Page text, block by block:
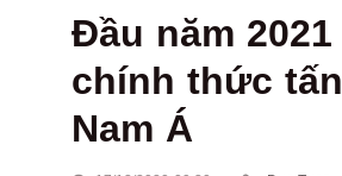
Đầu năm
chính thức
Nam Á